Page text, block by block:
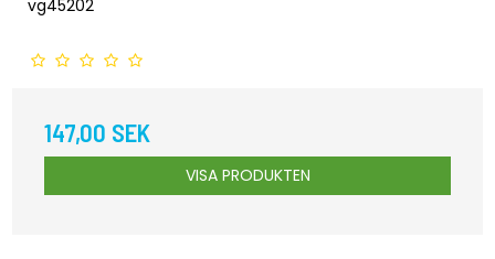
vg45202
147,00 SEK
VISA PRODUKTEN